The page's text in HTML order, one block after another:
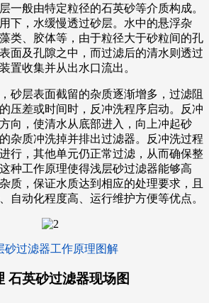
一般由特定粒径的石英砂等介质构成。
下，水缓慢透过砂层。水中的悬浮杂
类、胶体等，由于粒径大于砂粒间的孔
面及孔隙之中，而过滤后的清水则透过
置收集并从出水口流出。
砂层表面截留的杂质逐渐增多，过滤阻
压差或时间时，反冲洗程序启动。反冲
向，使清水从底部进入，向上冲起砂
杂质冲洗掉并排出过滤器。反冲洗过程
行，其他单元仍正常过滤，从而确保整
种工作原理使得浅层砂过滤器能够高
质，保证水质达到相应的处理要求，且
自动化程度高、运行维护方便等优点。
砂过滤器工作原理图解
石英砂过滤器现场图